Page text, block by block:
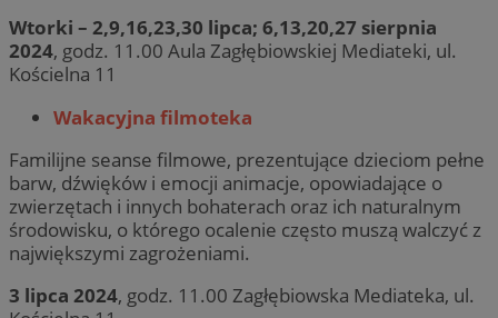
Wtorki – 2,9,16,23,30 lipca; 6,13,20,27 sierpnia
2024, godz. 11.00 Aula Zagłębiowskiej Mediateki, ul.
Kościelna 11
Wakacyjna filmoteka
Familijne seanse filmowe, prezentujące dzieciom pełne
barw, dźwięków i emocji animacje, opowiadające o
zwierzętach i innych bohaterach oraz ich naturalnym
środowisku, o którego ocalenie często muszą walczyć z
największymi zagrożeniami.
3 lipca 2024, godz. 11.00 Zagłębiowska Mediateka, ul.